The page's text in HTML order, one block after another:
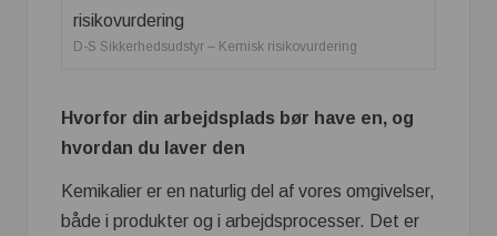
D-S Sikkerhedsudstyr – Kemisk risikovurdering
Hvorfor din arbejdsplads bør have en, og
hvordan du laver den
Kemikalier er en naturlig del af vores omgivelser,
både i produkter og i arbejdsprocesser. Det er